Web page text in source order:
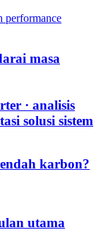
masa
· analisis
solusi sistem
karbon?
utama